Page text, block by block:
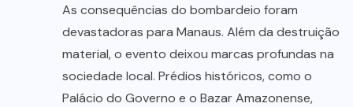
As consequências do bombardeio foram
devastadoras para Manaus. Além da destruição
material, o evento deixou marcas profundas na
sociedade local. Prédios históricos, como o
Palácio do Governo e o Bazar Amazonense,